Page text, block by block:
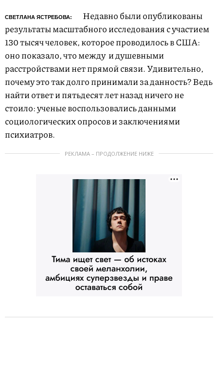
СВЕТЛАНА ЯСТРЕБОВА:
Недавно были опубликованы
результаты масштабного исследования с участием
130 тысяч человек, которое проводилось в США:
оно показало, что между и душевными
расстройствами нет прямой связи. Удивительно,
почему это так долго принимали за данность? Ведь
найти ответ и пятьдесят лет назад ничего не
стоило: ученые воспользовались данными
социологических опросов и заключениями
психиатров.
РЕКЛАМА – ПРОДОЛЖЕНИЕ НИЖЕ